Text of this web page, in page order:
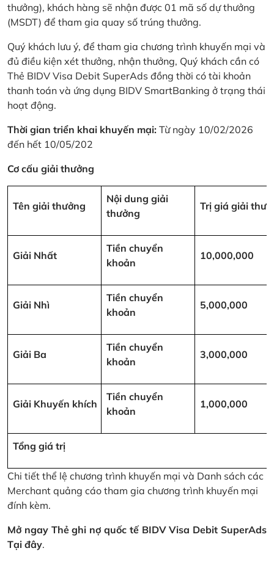
thưởng), khách hàng sẽ nhận được 01 mã số dự thưởng
(MSDT) để tham gia quay số trúng thưởng.
Quý khách lưu ý, để tham gia chương trình khuyến mại và
đủ điều kiện xét thưởng, nhận thưởng, Quý khách cần có
Thẻ BIDV Visa Debit SuperAds đồng thời có tài khoản
thanh toán và ứng dụng BIDV SmartBanking ở trạng thái
hoạt động.
Thời gian triển khai khuyến mại: Từ ngày 10/02/2026
đến hết 10/05/202
Cơ cấu giải thưởng
Tên giải thưởng
Nội dung giải
thưởng
Trị giá giải
Giải Nhất
Tiền chuyển
khoản
10,000,000
Giải Nhì
Tiền chuyển
khoản
5,000,000
Giải Ba
Tiền chuyển
khoản
3,000,000
Giải Khuyến khích
Tiền chuyển
khoản
1,000,000
Tổng giá trị
Chi tiết thể lệ chương trình khuyến mại và Danh sách các
Merchant quảng cáo tham gia chương trình khuyến mại
đính kèm.
Mở ngay Thẻ ghi nợ quốc tế BIDV Visa Debit SuperAds
Tại đây.